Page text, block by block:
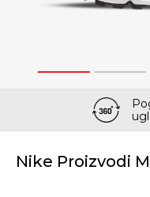
1 2
Nike Proizvodi